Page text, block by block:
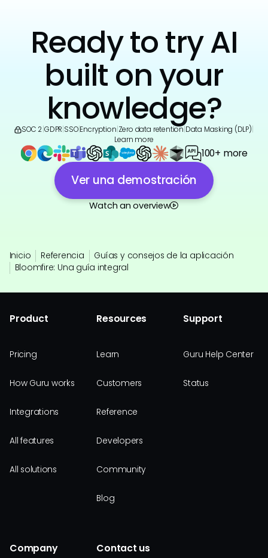
Ready to try AI
built on your
knowledge?
SOC 2 GDPR SSO|Encryption Zero data retention Data Masking (DLP)
Learn more
100+ more
Ver una demostración
Watch an overview
Inicio Referencia
Guías y consejos de la aplicación
Bloomfire: Una guía integral
Product
Pricing
How Guru works
Integrations
All features
All solutions
Resources
Learn
Customers
Reference
Developers
Community
Blog
Support
Guru Help Center
Status
Company Contact us